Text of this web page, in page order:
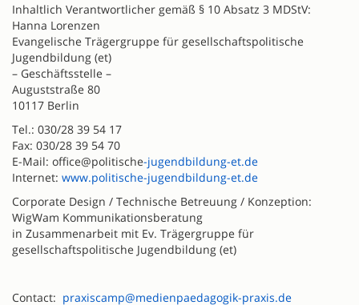
Inhaltlich Verantwortlicher gemäß § 10 Absatz 3 MDStV:
Hanna Lorenzen
Evangelische Trägergruppe für gesellschaftspolitische
Jugendbildung (et)
– Geschäftsstelle –
Auguststraße 80
10117 Berlin
Tel.: 030/28 39 54 17
Fax: 030/28 39 54 70
E-Mail: office@politische-jugendbildung-et.de
Internet: www.politische-jugendbildung-et.de
Corporate Design / Technische Betreuung / Konzeption:
WigWam Kommunikationsberatung
in Zusammenarbeit mit Ev. Trägergruppe für
gesellschaftspolitische Jugendbildung (et)
Contact: praxiscamp@medienpaedagogik-praxis.de